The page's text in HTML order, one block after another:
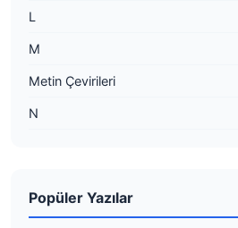
L
M
Metin Çevirileri
N
Popüler Yazılar